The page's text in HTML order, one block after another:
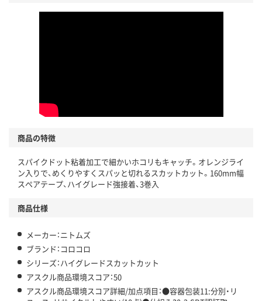
商品の特徴
スパイクドット粘着加工で細かいホコリもキャッチ。オレンジライ
ン入りで、めくりやすくスパッと切れるスカットカット。160mm幅
スペアテープ、ハイグレード強接着、3巻入
商品仕様
メーカー：ニトムズ
ブランド：コロコロ
シリーズ：ハイグレードスカットカット
アスクル商品環境スコア：50
アスクル商品環境スコア詳細/加点項目：●容器包装11:分別・リ